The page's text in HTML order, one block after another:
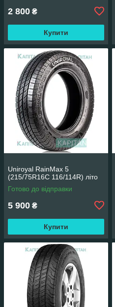
2 800 ₴
Купити
Uniroyal RainMax 5
(215/75R16C 116/114R) літо
Готово до відправки
5 900 ₴
Купити